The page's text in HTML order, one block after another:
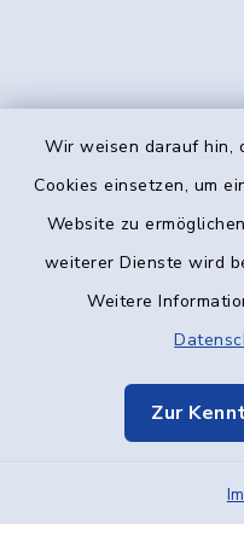
Wir weisen darauf hin,
Cookies einsetzen, um
Website zu
weiterer Dienste wird
Weitere
Zur